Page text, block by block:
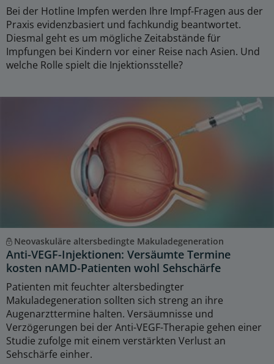
Bei der Hotline Impfen werden Ihre Impf-Fragen aus der
Praxis evidenzbasiert und fachkundig beantwortet.
Diesmal geht es um mögliche Zeitabstände für
Impfungen bei Kindern vor einer Reise nach Asien. Und
welche Rolle spielt die Injektionsstelle?
Neovaskuläre altersbedingte Makuladegeneration
Anti-VEGF-Injektionen: Versäumte Termine
kosten nAMD-Patienten wohl Sehschärfe
Patienten mit feuchter altersbedingter
Makuladegeneration sollten sich streng an ihre
Augenarzttermine halten. Versäumnisse und
Verzögerungen bei der Anti-VEGF-Therapie gehen einer
Studie zufolge mit einem verstärkten Verlust an
Sehschärfe einher.